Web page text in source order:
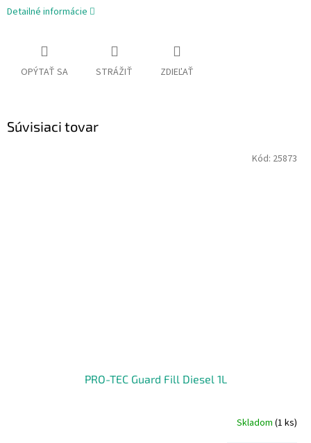
Detailné informácie
OPÝTAŤ SA STRÁŽIŤ ZDIEĽAŤ
Súvisiaci tovar
PRO-TEC Guard Fill Diesel 1L
Skladom(1 ks)
Kód: 25873